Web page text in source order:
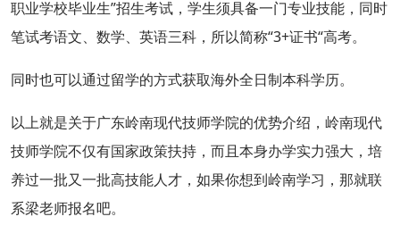
职业学校毕业生”招生考试，学生须具备一门专业技能，同时
笔试考语文、数学、英语三科，所以简称“3+证书“高考。
同时也可以通过留学的方式获取海外全日制本科学历。
以上就是关于广东岭南现代技师学院的优势介绍，岭南现代
技师学院不仅有国家政策扶持，而且本身办学实力强大，培
养过一批又一批高技能人才，如果你想到岭南学习，那就联
系梁老师报名吧。